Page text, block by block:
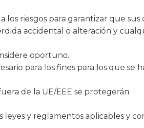
los riesgos para garantizar que sus
accidental o alteración y
oportuno.
para los fines para los que se
de la UE/EEE se protegerán
leyes y reglamentos aplicables y